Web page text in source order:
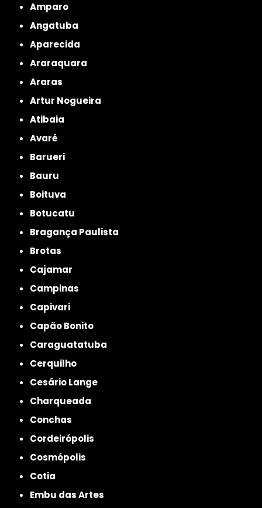
Amparo
Angatuba
Aparecida
Araraquara
Araras
Artur Nogueira
Atibaia
Avaré
Barueri
Bauru
Boituva
Botucatu
Bragança Paulista
Brotas
Cajamar
Campinas
Capivari
Capão Bonito
Caraguatatuba
Cerquilho
Cesário Lange
Charqueada
Conchas
Cordeirópolis
Cosmópolis
Cotia
Embu das Artes